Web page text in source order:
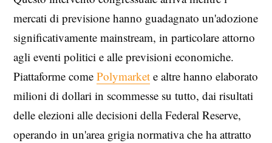
mercati di previsione hanno guadagnato un'adozione
significativamente mainstream, in particolare attorno
agli eventi politici e alle previsioni economiche.
Piattaforme come Polymarket e altre hanno elaborato
milioni di dollari in scommesse su tutto, dai risultati
delle elezioni alle decisioni della Federal Reserve,
operando in un'area grigia normativa che ha attratto